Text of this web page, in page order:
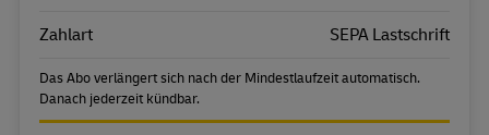
Zahlart SEPA Lastschrift
Das Abo verlängert sich nach der Mindestlaufzeit automatisch.
Danach jederzeit kündbar.